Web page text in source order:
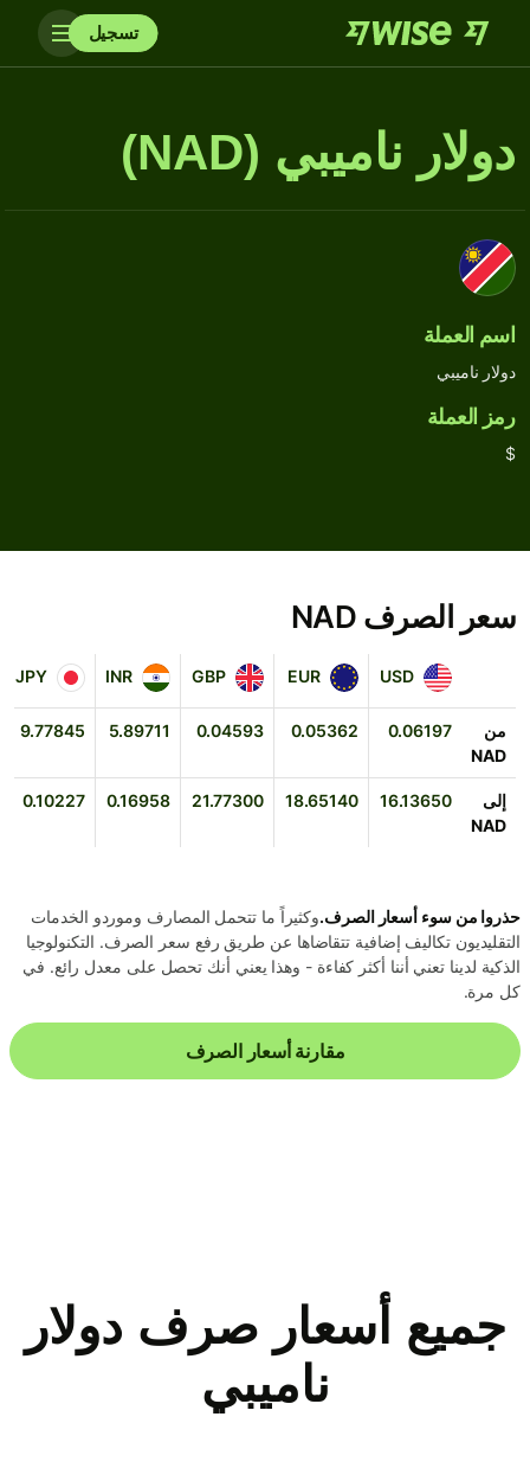
تسجيل
دولار ناميبي (NAD)
اسم العملة
دولار ناميبي
رمز العملة
$
سعر الصرف NAD
USD USD
EUR EUR
GBP GBP
INR INR
JPY JPY
من
NAD
0.06197
0.05362
0.04593
5.89711
9.77845
إلى
NAD
16.13650
18.65140
21.77300
0.16958
0.10227
حذروا من سوء أسعار الصرف.وكثيراً ما تتحمل المصارف وموردو الخدمات
التقليديون تكاليف إضافية تتقاضاها عن طريق رفع سعر الصرف. التكنولوجيا
الذكية لدينا تعني أننا أكثر كفاءة - وهذا يعني أنك تحصل على معدل رائع. في
كل مرة.
مقارنة أسعار الصرف
جميع أسعار صرف دولار
ناميبي